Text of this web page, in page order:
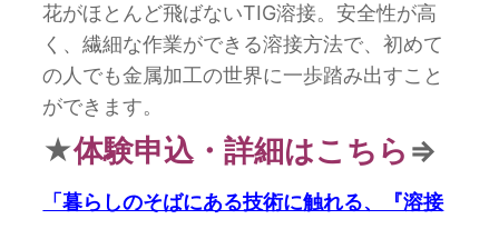
花がほとんど飛ばないTIG溶接。安全性が高
く、繊細な作業ができる溶接方法で、初めて
の人でも金属加工の世界に一歩踏み出すこと
ができます。
★体験申込・詳細はこちら ⇒
「暮らしのそばにある技術に触れる、『溶接